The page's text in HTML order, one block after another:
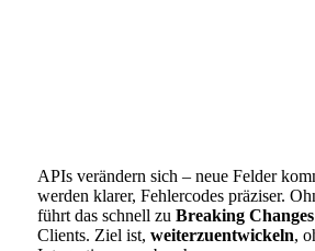
APIs verändern sich – neue Felder
werden klarer, Fehlercodes präziser.
führt das schnell zu Breaking Changes
Clients. Ziel ist, weiterzuentwickeln,